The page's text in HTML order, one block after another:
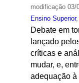
modificação03/
Ensino Superior,
Debate em
lançado
críticas e
mudar, e,
adequação à